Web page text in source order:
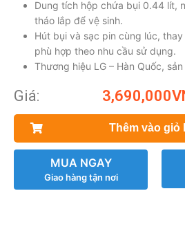
Dung tích hộp chứa bụi 0.44 lít,
tháo lắp để vệ sinh.
Hút bụi và sạc pin cùng lúc,
phù hợp theo nhu cầu sử dụng.
Thương hiệu LG – Hàn Quốc,
Giá: 3,690,000
Thêm vào giỏ
MUA NGAY
Giao hàng tận nơi